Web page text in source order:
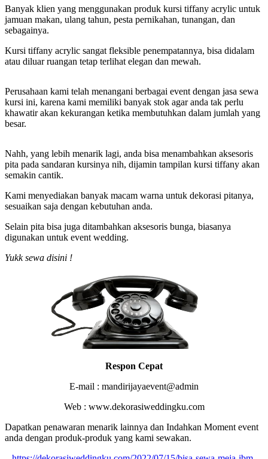
Banyak klien yang menggunakan produk kursi tiffany acrylic untuk
jamuan makan, ulang tahun, pesta pernikahan, tunangan, dan
sebagainya.
Kursi tiffany acrylic sangat fleksible penempatannya, bisa didalam
atau diluar ruangan tetap terlihat elegan dan mewah.
Perusahaan kami telah menangani berbagai event dengan jasa sewa
kursi ini, karena kami memiliki banyak stok agar anda tak perlu
khawatir akan kekurangan ketika membutuhkan dalam jumlah yang
besar.
Nahh, yang lebih menarik lagi, anda bisa menambahkan aksesoris
pita pada sandaran kursinya nih, dijamin tampilan kursi tiffany akan
semakin cantik.
Kami menyediakan banyak macam warna untuk dekorasi pitanya,
sesuaikan saja dengan kebutuhan anda.
Selain pita bisa juga ditambahkan aksesoris bunga, biasanya
digunakan untuk event wedding.
Yukk sewa disini !
Respon Cepat
E-mail : mandirijayaevent@admin
Web : www.dekorasiweddingku.com
Dapatkan penawaran menarik lainnya dan Indahkan Moment event
anda dengan produk-produk yang kami sewakan.